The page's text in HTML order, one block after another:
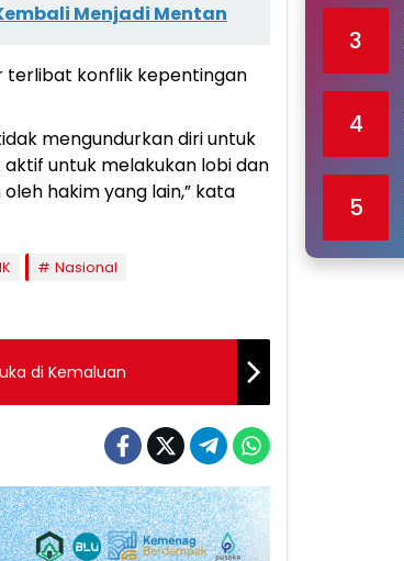
Menjadi Mentan
terlibat konflik kepentingan
mengundurkan diri untuk
untuk melakukan lobi dan
hakim yang lain,” kata
Nasional
di Kemaluan
3
4
5